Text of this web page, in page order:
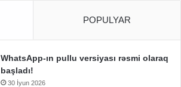
POPULYAR
WhatsApp-ın pullu versiyası rəsmi olaraq
başladı!
30 İyun 2026